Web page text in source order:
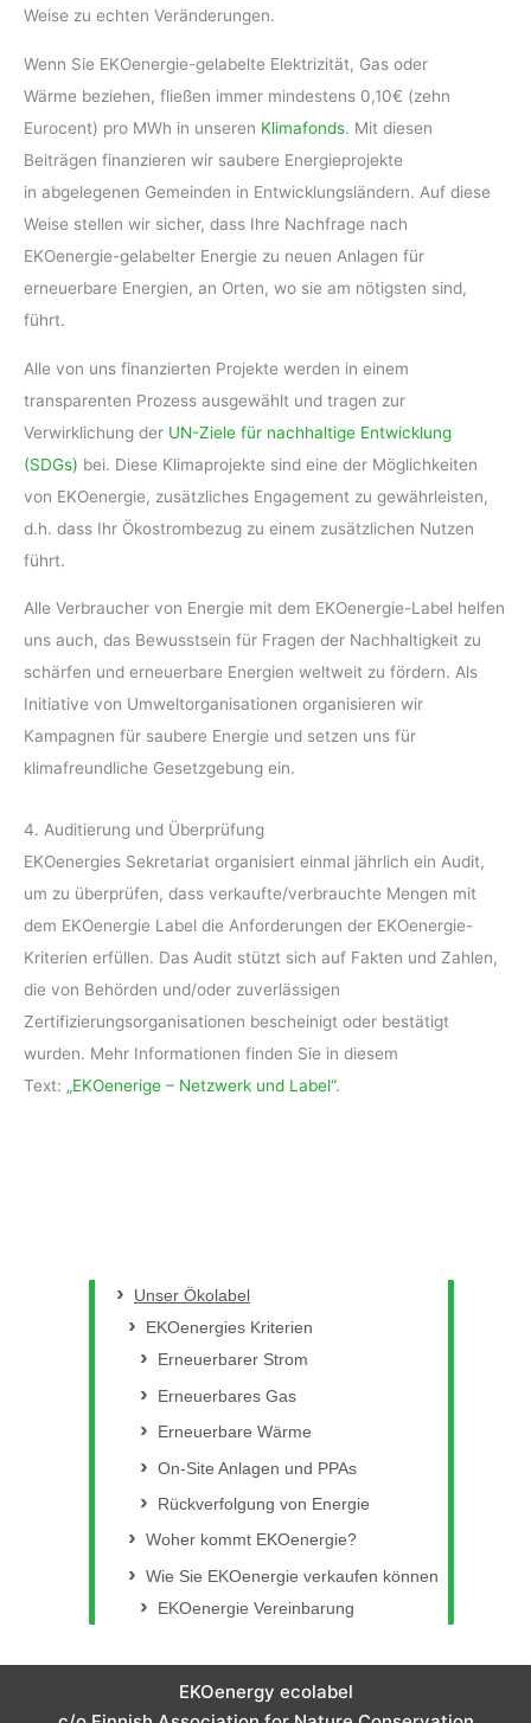
Weise zu echten Veränderungen.
Wenn Sie EKOenergie-gelabelte Elektrizität, Gas oder
Wärme beziehen, fließen immer mindestens 0,10€ (zehn
Eurocent) pro MWh in unseren Klimafonds. Mit diesen
Beiträgen finanzieren wir saubere Energieprojekte
in abgelegenen Gemeinden in Entwicklungsländern. Auf diese
Weise stellen wir sicher, dass Ihre Nachfrage nach
EKOenergie-gelabelter Energie zu neuen Anlagen für
erneuerbare Energien, an Orten, wo sie am nötigsten sind,
führt.
Alle von uns finanzierten Projekte werden in einem
transparenten Prozess ausgewählt und tragen zur
Verwirklichung der UN-Ziele für nachhaltige Entwicklung
(SDGs) bei. Diese Klimaprojekte sind eine der Möglichkeiten
von EKOenergie, zusätzliches Engagement zu gewährleisten,
d.h. dass Ihr Ökostrombezug zu einem zusätzlichen Nutzen
führt.
Alle Verbraucher von Energie mit dem EKOenergie-Label helfen
uns auch, das Bewusstsein für Fragen der Nachhaltigkeit zu
schärfen und erneuerbare Energien weltweit zu fördern. Als
Initiative von Umweltorganisationen organisieren wir
Kampagnen für saubere Energie und setzen uns für
klimafreundliche Gesetzgebung ein.
4. Auditierung und Überprüfung
EKOenergies Sekretariat organisiert einmal jährlich ein Audit,
um zu überprüfen, dass verkaufte/verbrauchte Mengen mit
dem EKOenergie Label die Anforderungen der EKOenergie-
Kriterien erfüllen. Das Audit stützt sich auf Fakten und Zahlen,
die von Behörden und/oder zuverlässigen
Zertifizierungsorganisationen bescheinigt oder bestätigt
wurden. Mehr Informationen finden Sie in diesem
Text: „EKOenerige – Netzwerk und Label“.
Unser Ökolabel
EKOenergies Kriterien
Erneuerbarer Strom
Erneuerbares Gas
Erneuerbare Wärme
On-Site Anlagen und PPAs
Rückverfolgung von Energie
Woher kommt EKOenergie?
Wie Sie EKOenergie verkaufen können
EKOenergie Vereinbarung
EKOenergy ecolabel